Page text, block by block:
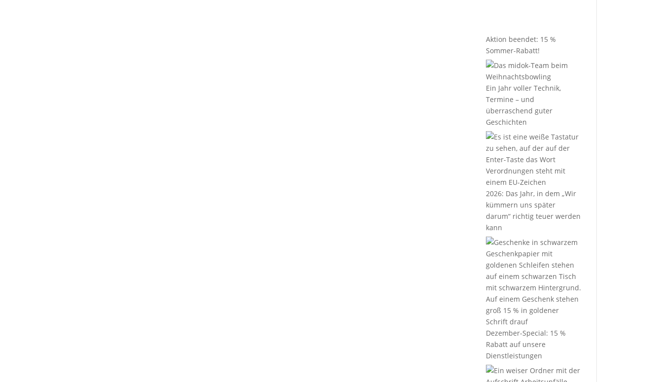
Aktion beendet: 15 %
Sommer-Rabatt!
Ein Jahr voller Technik,
Termine – und
überraschend guter
Geschichten
2026: Das Jahr, in dem „Wir
kümmern uns später
darum“ richtig teuer werden
kann
Dezember-Special: 15 %
Rabatt auf unsere
Dienstleistungen